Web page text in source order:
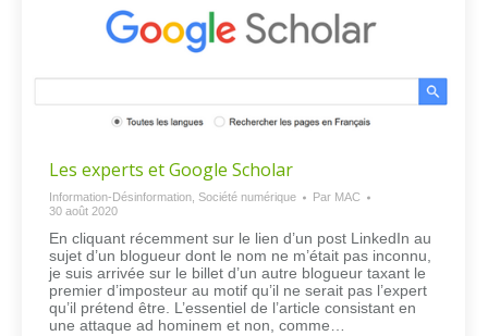
Les experts et Google Scholar
Information-Désinformation Société numérique Par MAC
30 août 2020
En cliquant récemment sur le lien d’un post LinkedIn au
sujet d’un blogueur dont le nom ne m’était pas inconnu,
je suis arrivée sur le billet d’un autre blogueur taxant le
premier d’imposteur au motif qu’il ne serait pas l’expert
qu’il prétend être. L’essentiel de l’article consistant en
une attaque ad hominem et non, comme…